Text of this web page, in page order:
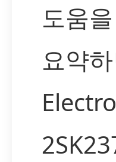
도움
요약